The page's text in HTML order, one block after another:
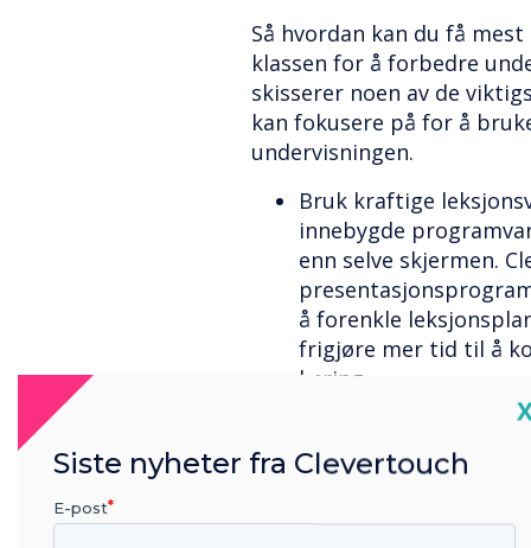
Så hvordan kan du få
klassen for å forbedre
skisserer noen av de
kan fokusere på for å
undervisningen.
Bruk kraftige
innebygde
enn selve skjermen.
å forenkle
frigjøre mer tid til å
læring.
Del, del, del!
Clevertouch-
aktivitetsprodusent
ressurs med ferdige
delt av andre lærere,
Siste nyheter fra Clevertouch
E-post